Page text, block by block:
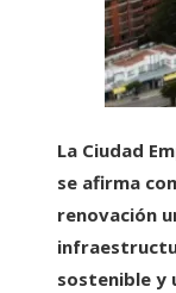
La Ciudad
se afirma
renovación
sostenible y